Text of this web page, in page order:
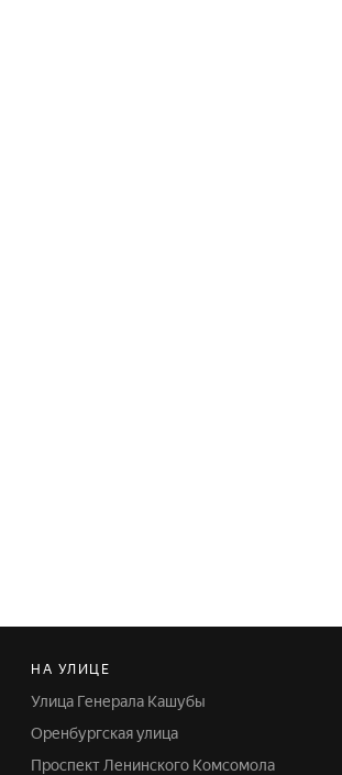
НА УЛИЦЕ
Улица Генерала Кашубы
Оренбургская улица
Проспект Ленинского Комсомола